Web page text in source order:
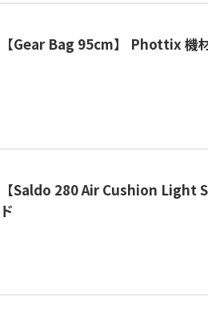
【Gear Bag 95cm】 Phottix 機
【Saldo 280 Air Cushion Light
ド